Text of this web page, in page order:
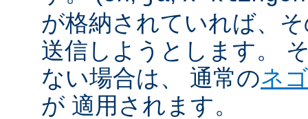
が格納されていれば、
送信しようとします。
ない場合は、 通常のネ
が 適用されます。